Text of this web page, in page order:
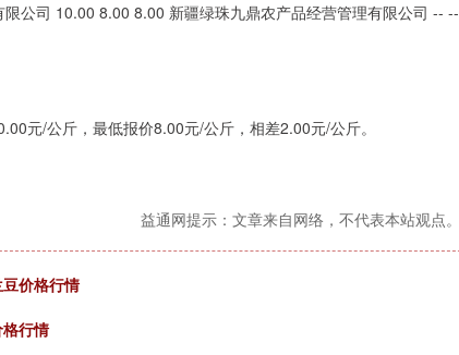
公司 10.00 8.00 8.00 新疆绿珠九鼎农产品经营管理有限公司 -- --
元/公斤，最低报价8.00元/公斤，相差2.00元/公斤。
益通网提示：文章来自网络，不代表本站观点。
价格行情
行情